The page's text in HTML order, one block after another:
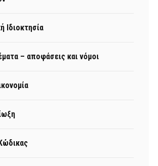
Ιδιοκτησία
– αποφάσεις και νόμοι